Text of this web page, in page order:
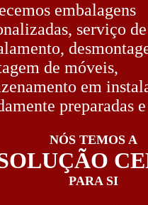
embalagens
serviço de
de móveis,
em
preparadas
NÓS TEMOS A
PARA SI